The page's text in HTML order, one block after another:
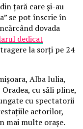
țară care și-au
se pot înscrie în
dovada
dedicat
la sorți pe 24
Alba Iulia,
cu săli pline,
cu spectatorii
actorilor,
mai multe orașe.